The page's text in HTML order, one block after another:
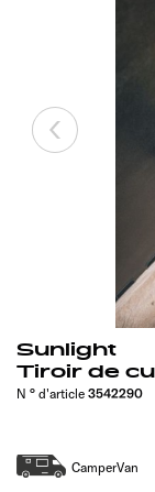
Sunlight
Tiroir de
N ° d'article 3542290
CamperVan